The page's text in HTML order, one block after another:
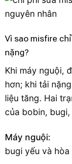
Vì sao misfire
nặng?
Khi máy nguội,
hơn; khi tải
liệu tăng. Hai
của bobin,
Máy nguội:
bugi yếu và